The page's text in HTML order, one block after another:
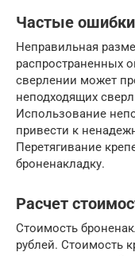
Частые ошибки
Неправильная
распространенных
сверлении может
неподходящих
Использование
привести к
Перетягивание
броненакладку.
Расчет
Стоимость
рублей. Стоимость